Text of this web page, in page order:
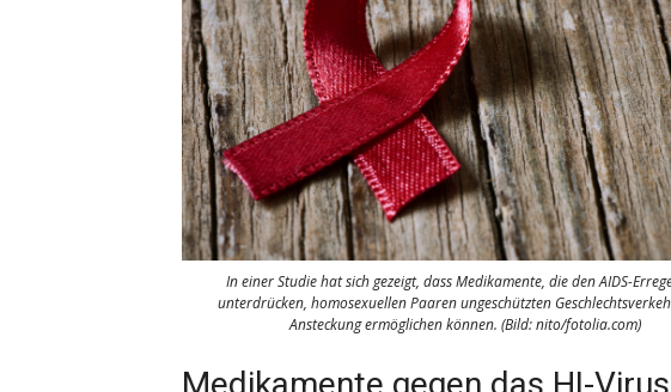
In einer Studie hat sich gezeigt, dass Medikamente, die den AIDS-
unterdrücken, homosexuellen Paaren ungeschützten
Ansteckung ermöglichen können. (Bild: nito/fotolia.com)